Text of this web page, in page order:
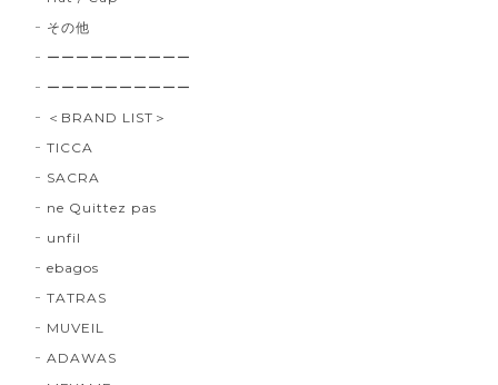
その他
ーーーーーーーーーー
ーーーーーーーーーー
＜BRAND LIST＞
TICCA
SACRA
ne Quittez pas
unfil
ebagos
TATRAS
MUVEIL
ADAWAS